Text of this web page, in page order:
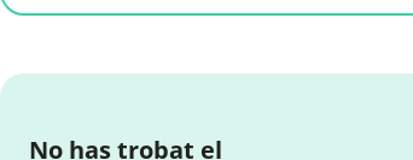
No has trobat el